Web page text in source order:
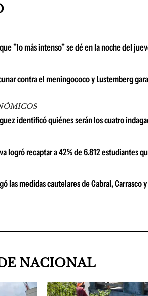
"lo más intenso" se dé en la noche del
contra el meningococo y Lustemberg
identificó quiénes serán los cuatro
logró recaptar a 42% de 6.812 estudiantes
las medidas cautelares de Cabral,
NACIONAL